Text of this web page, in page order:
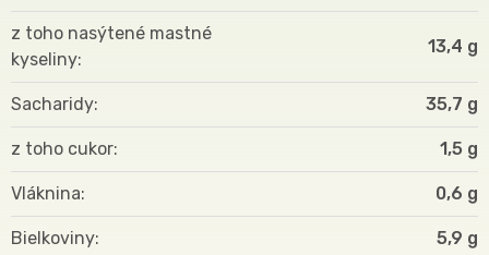
z toho nasýtené mastné
kyseliny
13,4 g
Sacharidy 35,7 g
z toho cukor 1,5 g
Vláknina 0,6 g
Bielkoviny 5,9 g